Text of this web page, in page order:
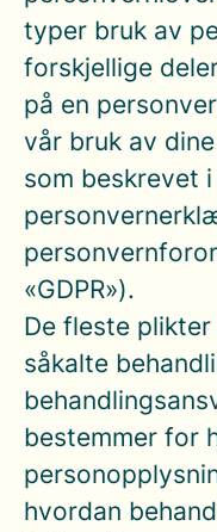
typer bruk av
forskjellige
på en
vår bruk av
som beskrevet
«GDPR»).
De fleste
såkalte
bestemmer for
hvordan